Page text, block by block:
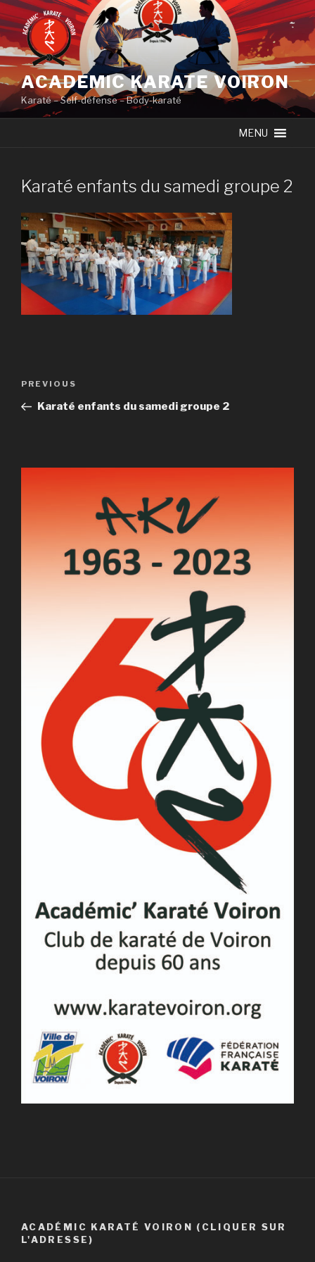
Skip
to
content
ACADEMIC KARATE VOIRON
Karaté – Self-défense – Body-karaté
MENU
Karaté enfants du samedi groupe 2
Previous
Post
PREVIOUS
Karaté enfants du samedi groupe 2
ACADÉMIC KARATÉ VOIRON (CLIQUER SUR
L'ADRESSE)